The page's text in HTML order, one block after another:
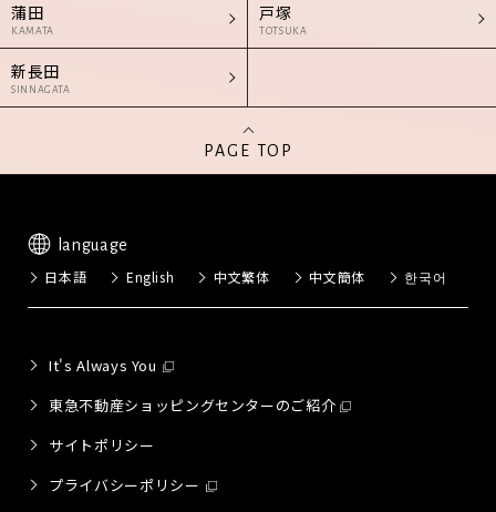
蒲田
KAMATA
戸塚
TOTSUKA
新長田
SINNAGATA
PAGE TOP
language
日本語 English 中文繁体 中文簡体 한국어
It's Always You
東急不動産ショッピングセンターのご紹介
サイトポリシー
プライバシーポリシー